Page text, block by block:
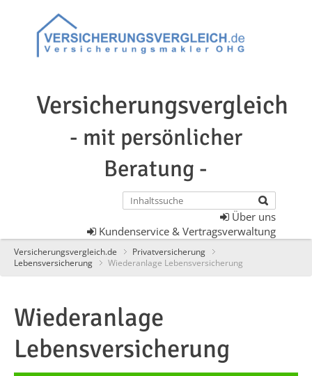
Versicherungsvergleich
- mit persönlicher
Beratung -
Über uns
Kundenservice & Vertragsverwaltung
Versicherungsvergleich.de
Privatversicherung
Lebensversicherung
Wiederanlage Lebensversicherung
Wiederanlage
Lebensversicherung